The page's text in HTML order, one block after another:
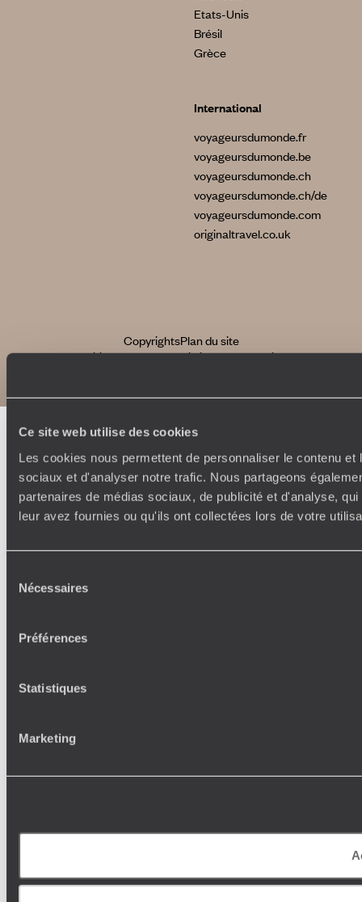
Ce site web utilise des cookies
Les cookies nous permettent de personnaliser le contenu
sociaux et d'analyser notre trafic. Nous partageons
partenaires de médias sociaux, de publicité et d'analyse,
leur avez fournies ou qu'ils ont collectées lors de votre
Nécessaires
Préférences
Statistiques
Marketing
Etats-Unis
Brésil
Grèce
International
voyageursdumonde.fr
voyageursdumonde.be
voyageursdumonde.ch
voyageursdumonde.ch/de
voyageursdumonde.com
originaltravel.co.uk
CopyrightsPlan du site
Politique de confidentialité et de Cookies